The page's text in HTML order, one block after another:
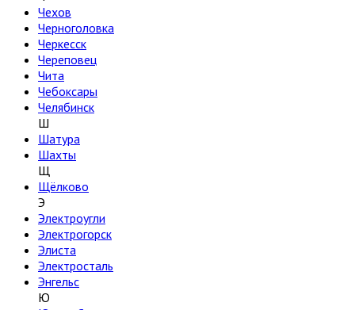
Чехов
Черноголовка
Черкесск
Череповец
Чита
Чебоксары
Челябинск
Ш
Шатура
Шахты
Щ
Щёлково
Э
Электроугли
Электрогорск
Элиста
Электросталь
Энгельс
Ю